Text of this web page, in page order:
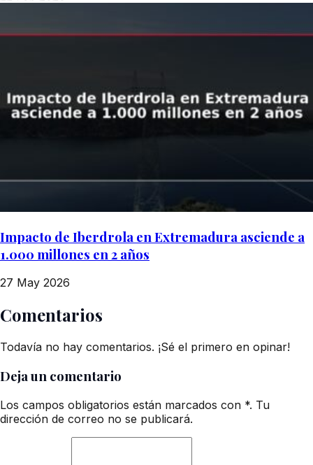
Impacto de Iberdrola en Extremadura asciende a
1.000 millones en 2 años
27 May 2026
Comentarios
Todavía no hay comentarios. ¡Sé el primero en opinar!
Deja un comentario
Los campos obligatorios están marcados con *. Tu
dirección de correo no se publicará.